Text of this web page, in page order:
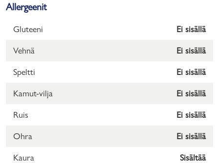
Allergeenit
Gluteeni Ei sisällä
Vehnä Ei sisällä
Speltti Ei sisällä
Kamut-vilja Ei sisällä
Ruis Ei sisällä
Ohra Ei sisällä
Kaura Sisältää